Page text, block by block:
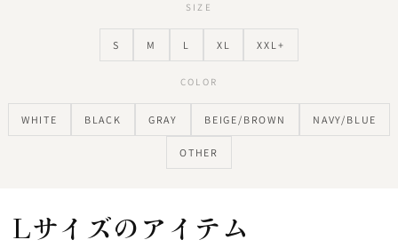
SIZE
S M L XL XXL+
COLOR
WHITE BLACK GRAY BEIGE/BROWN NAVY/BLUE
OTHER
コ
Lサイズのアイテム